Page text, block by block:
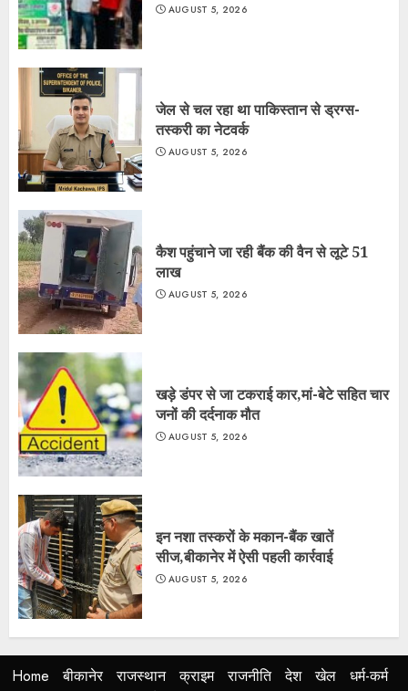
AUGUST 5, 2026
जेल से चल रहा था पाकिस्तान से ड्रग्स-
तस्करी का नेटवर्क
AUGUST 5, 2026
कैश पहुंचाने जा रही बैंक की वैन से लूटे 51
लाख
AUGUST 5, 2026
खड़े डंपर से जा टकराई कार,मां-बेटे सहित चार
जनों की दर्दनाक मौत
AUGUST 5, 2026
इन नशा तस्करों के मकान-बैंक खातें
सीज,बीकानेर में ऐसी पहली कार्रवाई
AUGUST 5, 2026
Home बीकानेर राजस्थान क्राइम राजनीति देश खेल
धर्म-कर्म